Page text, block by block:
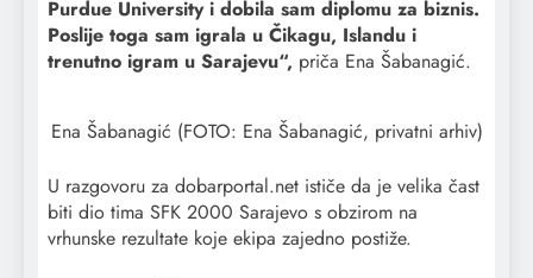
Purdue University i dobila sam diplomu za biznis.
Poslije toga sam igrala u Čikagu, Islandu i
trenutno igram u Sarajevu“, priča Ena Šabanagić.
Ena Šabanagić (FOTO: Ena Šabanagić, privatni arhiv)
U razgovoru za dobarportal.net ističe da je velika čast
biti dio tima SFK 2000 Sarajevo s obzirom na
vrhunske rezultate koje ekipa zajedno postiže.